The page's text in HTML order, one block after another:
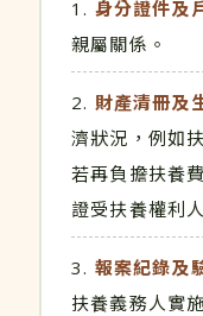
身分證件及
親屬關係。
財產清冊及
濟狀況，例如
若再負擔扶養
證受扶養權利
報案紀錄及
扶養義務人實